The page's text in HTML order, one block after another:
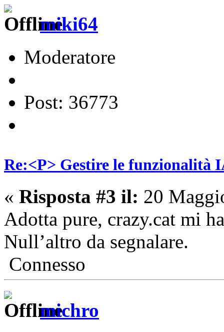
miki64
Moderatore
Post: 36773
Re:<P> Gestire le funzionalità
« Risposta #3 il: 20
Adotta pure, crazy.cat mi
Null’altro da segnalare.
Connesso
michro